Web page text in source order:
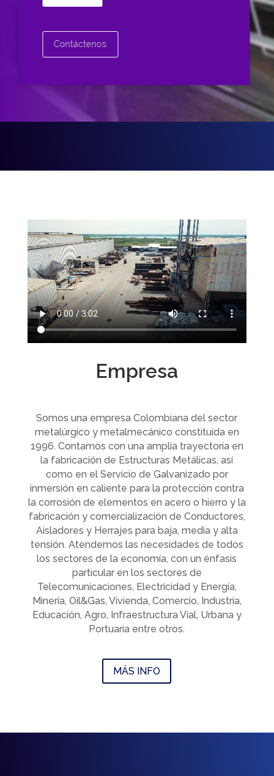
Contáctenos
Empresa
Somos una empresa Colombiana del sector
metalúrgico y metalmecánico constituida en
1996. Contamos con una amplia trayectoria en
la fabricación de Estructuras Metálicas, así
como en el Servicio de Galvanizado por
inmersión en caliente para la protección contra
la corrosión de elementos en acero o hierro y la
fabricación y comercialización de Conductores,
Aisladores y Herrajes para baja, media y alta
tensión. Atendemos las necesidades de todos
los sectores de la economía, con un énfasis
particular en los sectores de
Telecomunicaciones, Electricidad y Energía,
Minería, Oil&Gas, Vivienda, Comercio, Industria,
Educación, Agro, Infraestructura Vial, Urbana y
Portuaria entre otros.
MÁS INFO